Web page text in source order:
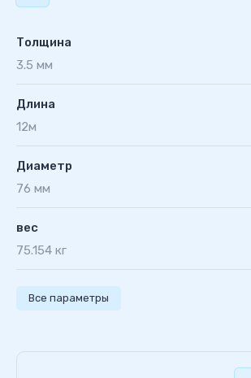
Толщина
3.5 мм
Длина
12м
Диаметр
76 мм
вес
75.154 кг
Все параметры